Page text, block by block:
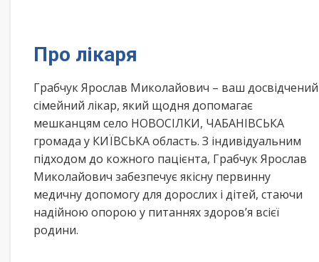
Про лікаря
Грабчук Ярослав Миколайович – ваш досвідчений
сімейний лікар, який щодня допомагає
мешканцям село НОВОСІЛКИ, ЧАБАНІВСЬКА
громада у КИЇВСЬКА область. З індивідуальним
підходом до кожного пацієнта, Грабчук Ярослав
Миколайович забезпечує якісну первинну
медичну допомогу для дорослих і дітей, стаючи
надійною опорою у питаннях здоров’я всієї
родини.